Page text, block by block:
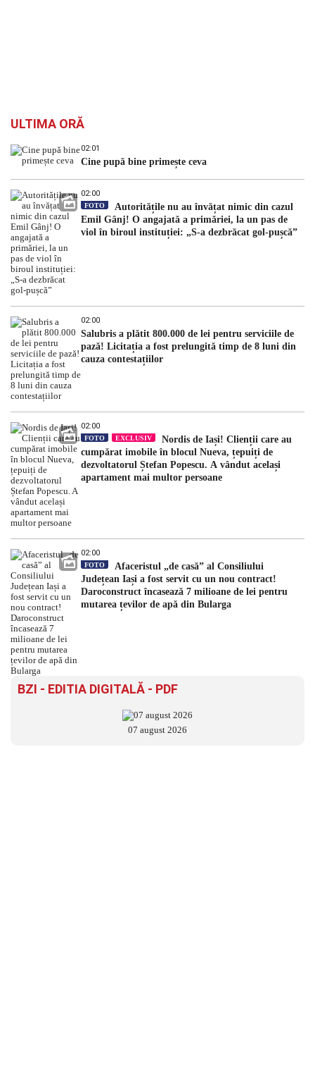
ULTIMA ORĂ
02:01
Cine pupă bine primește ceva
02:00
FOTO
Autoritățile nu au învățat nimic din cazul
Emil Gânj! O angajată a primăriei, la un pas de
viol în biroul instituției: „S-a dezbrăcat gol-pușcă”
02:00
Salubris a plătit 800.000 de lei pentru serviciile de
pază! Licitația a fost prelungită timp de 8 luni din
cauza contestațiilor
02:00
FOTO EXCLUSIV
Nordis de Iași! Clienții care au
cumpărat imobile în blocul Nueva, țepuiți de
dezvoltatorul Ștefan Popescu. A vândut același
apartament mai multor persoane
02:00
FOTO
Afaceristul „de casă” al Consiliului
Județean Iași a fost servit cu un nou contract!
Daroconstruct încasează 7 milioane de lei pentru
mutarea țevilor de apă din Bularga
BZI - EDITIA DIGITALĂ - PDF
07 august 2026